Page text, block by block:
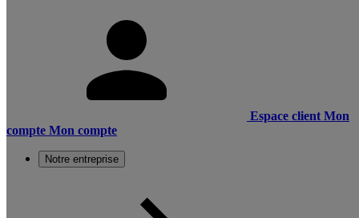
Espace client Mon
compte Mon compte
Notre entreprise